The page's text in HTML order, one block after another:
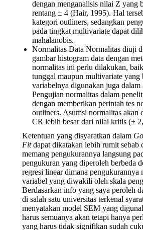
dengan menganalisis nilai Z yang
rentang ± 4 (Hair, 1995). Hal
kategori outliners, sedangkan
pada tingkat multivariate dapat
mahalanobis.
Normalitas Data Normalitas diuji
gambar histogram data dengan
normalitas ini perlu dilakukan,
tunggal maupun multivariate yang
variabelnya digunakan juga dalam
Pengujian normalitas dalam
dengan memberikan perintah tes
outliners. Asumsi normalitas akan
CR lebih besar dari nilai kritis (±
Ketentuan yang disyaratkan dalam
Fitdapat dikatakan lebih rumit sebab
memang pengukurannya langsung
pengukuran yang diperoleh berbeda
regresi linear dimana pengukurannya
variabel yang diwakili oleh skala
Berdasarkan info yang saya peroleh
di salah satu universitas terkenal
menyatakan model SEM yang
harus semuanya akan tetapi hanya
yang harus tidak signifikan sudah